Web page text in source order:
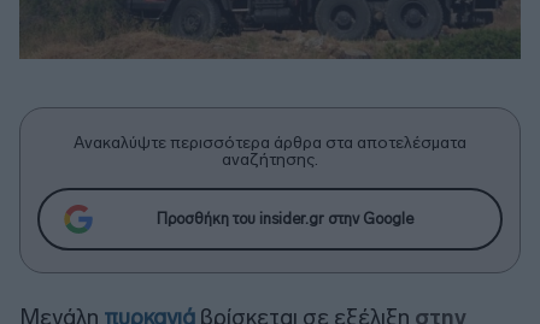
Ανακαλύψτε περισσότερα άρθρα στα αποτελέσματα
αναζήτησης.
Προσθήκη του insider.gr στην Google
Μεγάλη πυρκαγιά βρίσκεται σε εξέλιξη στην